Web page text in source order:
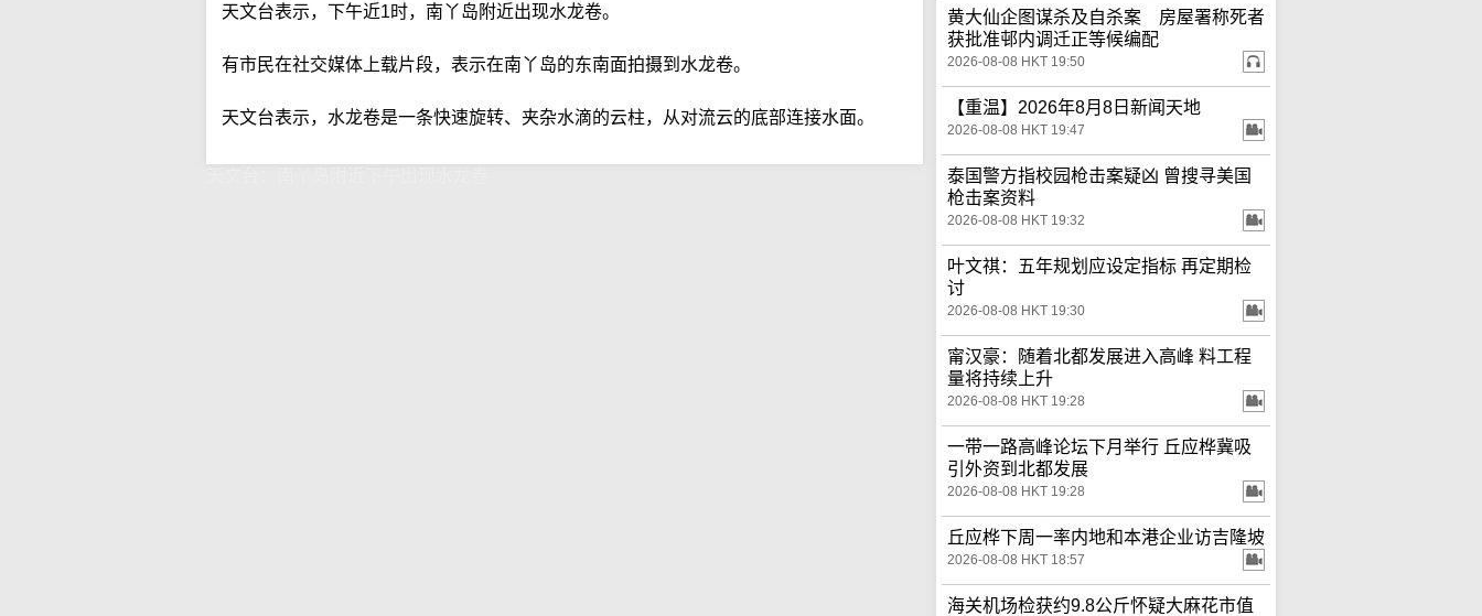
天文台表示，下午近1时，南丫岛附近出现水龙卷。
有市民在社交媒体上载片段，表示在南丫岛的东南面拍摄到水龙卷。
天文台表示，水龙卷是一条快速旋转、夹杂水滴的云柱，从对流云的底部连接水面。
黄大仙企图谋杀及自杀案 房屋署称死者
获批准邨内调迁正等候编配
2026-08-08 HKT 19:50
【重温】2026年8月8日新闻天地
2026-08-08 HKT 19:47
泰国警方指校园枪击案疑凶 曾搜寻美国
枪击案资料
2026-08-08 HKT 19:32
叶文祺：五年规划应设定指标 再定期检
讨
2026-08-08 HKT 19:30
甯汉豪：随着北都发展进入高峰 料工程
量将持续上升
2026-08-08 HKT 19:28
一带一路高峰论坛下月举行 丘应桦冀吸
引外资到北都发展
2026-08-08 HKT 19:28
丘应桦下周一率内地和本港企业访吉隆坡
2026-08-08 HKT 18:57
海关机场检获约9.8公斤怀疑大麻花市值